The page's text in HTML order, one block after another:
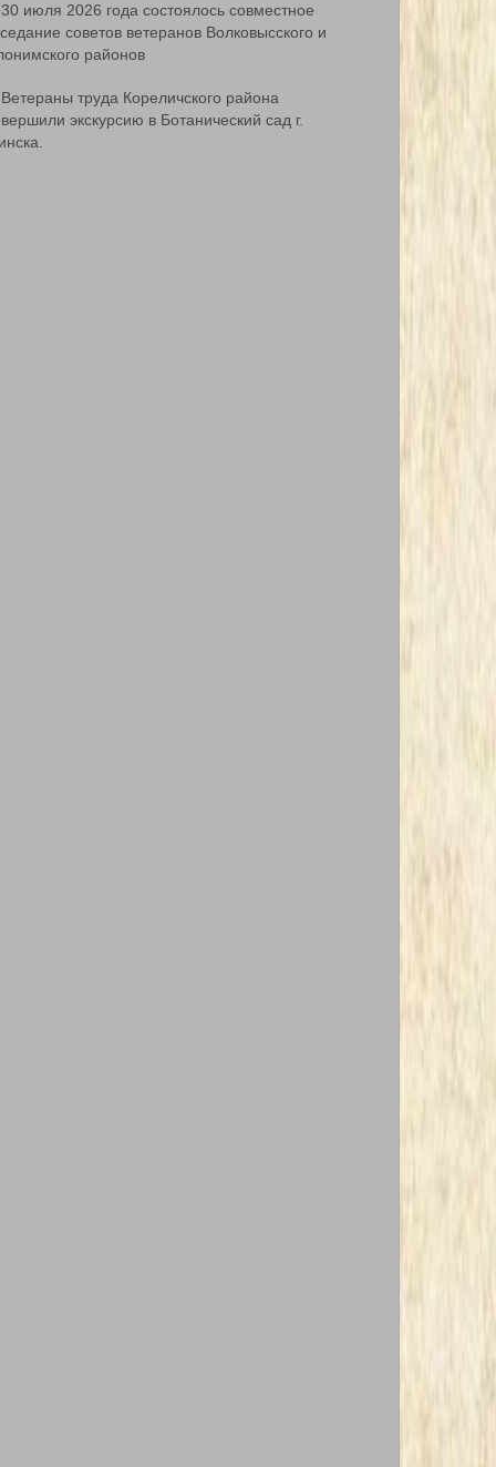
30 июля 2026 года состоялось совместное
советов ветеранов Волковысского и
районов
Ветераны труда Кореличского района
экскурсию в Ботанический сад г.